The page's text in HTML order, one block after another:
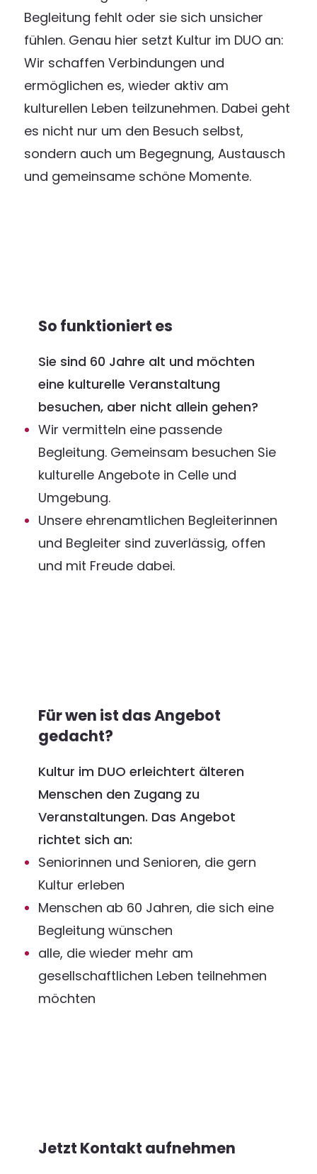
Begleitung fehlt oder sie sich unsicher
fühlen. Genau hier setzt Kultur im DUO an:
Wir schaffen Verbindungen und
ermöglichen es, wieder aktiv am
kulturellen Leben teilzunehmen. Dabei geht
es nicht nur um den Besuch selbst,
sondern auch um Begegnung, Austausch
und gemeinsame schöne Momente.
So funktioniert es
Sie sind 60 Jahre alt und möchten
eine kulturelle Veranstaltung
besuchen, aber nicht allein gehen?
Wir vermitteln eine passende
Begleitung. Gemeinsam besuchen Sie
kulturelle Angebote in Celle und
Umgebung.
Unsere ehrenamtlichen Begleiterinnen
und Begleiter sind zuverlässig, offen
und mit Freude dabei.
Für wen ist das Angebot
gedacht?
Kultur im DUO erleichtert älteren
Menschen den Zugang zu
Veranstaltungen. Das Angebot
richtet sich an:
Seniorinnen und Senioren, die gern
Kultur erleben
Menschen ab 60 Jahren, die sich eine
Begleitung wünschen
alle, die wieder mehr am
gesellschaftlichen Leben teilnehmen
möchten
Jetzt Kontakt aufnehmen